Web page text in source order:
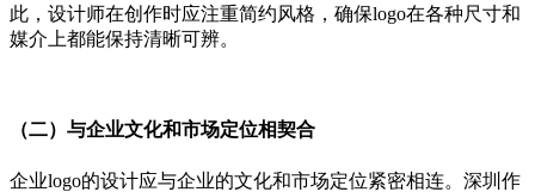
此，设计师在创作时应注重简约风格，确保logo在各种尺寸和
媒介上都能保持清晰可辨。
（二）与企业文化和市场定位相契合
企业logo的设计应与企业的文化和市场定位紧密相连。深圳作